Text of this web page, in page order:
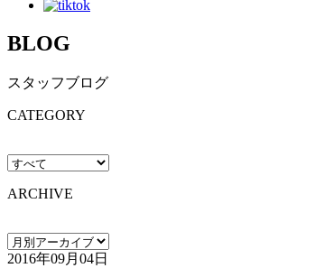
BLOG
スタッフブログ
CATEGORY
ARCHIVE
2016年09月04日